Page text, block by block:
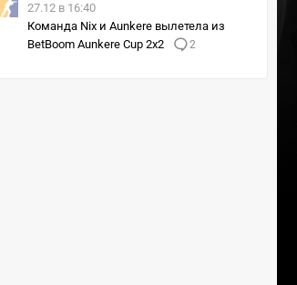
27.12 в 16:40
Команда Nix и Aunkere вылетела из
BetBoom Aunkere Cup 2x2
2